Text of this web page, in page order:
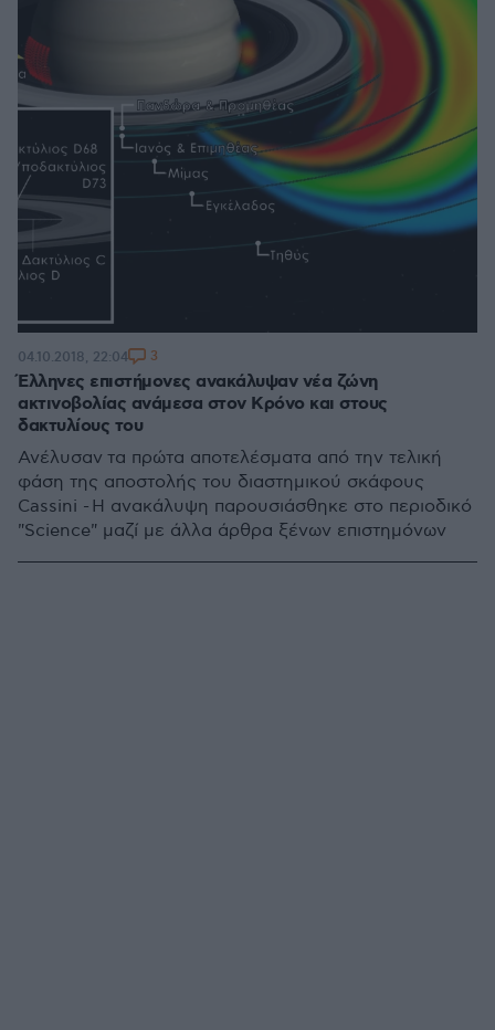
Έλληνες επιστήμονες ανακάλυψαν νέα ζώνη
ακτινοβολίας ανάμεσα στον Κρόνο και στους
δακτυλίους του
Ανέλυσαν τα πρώτα αποτελέσματα από την τελική
φάση της αποστολής του διαστημικού σκάφους
Cassini - Η ανακάλυψη παρουσιάσθηκε στο περιοδικό
"Science" μαζί με άλλα άρθρα ξένων επιστημόνων
04.10.2018, 22:04 3